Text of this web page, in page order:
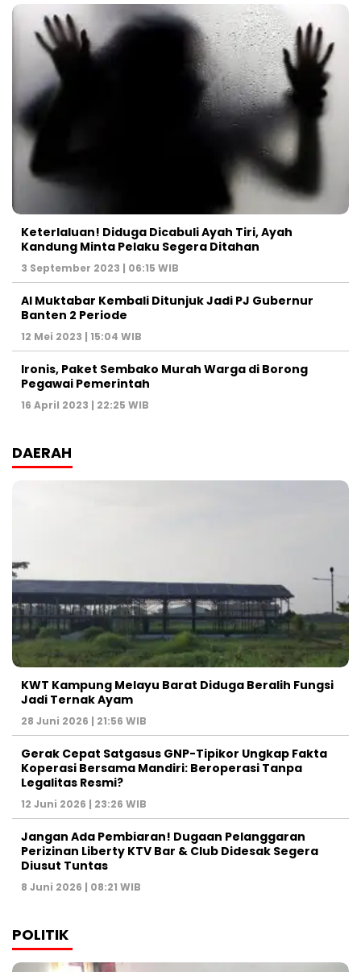
Keterlaluan! Diduga Dicabuli Ayah Tiri, Ayah
Kandung Minta Pelaku Segera Ditahan
3 September 2023 | 06:15 WIB
Al Muktabar Kembali Ditunjuk Jadi PJ Gubernur
Banten 2 Periode
12 Mei 2023 | 15:04 WIB
Ironis, Paket Sembako Murah Warga di Borong
Pegawai Pemerintah
16 April 2023 | 22:25 WIB
DAERAH
KWT Kampung Melayu Barat Diduga Beralih Fungsi
Jadi Ternak Ayam
28 Juni 2026 | 21:56 WIB
Gerak Cepat Satgasus GNP-Tipikor Ungkap Fakta
Koperasi Bersama Mandiri: Beroperasi Tanpa
Legalitas Resmi?
12 Juni 2026 | 23:26 WIB
Jangan Ada Pembiaran! Dugaan Pelanggaran
Perizinan Liberty KTV Bar & Club Didesak Segera
Diusut Tuntas
8 Juni 2026 | 08:21 WIB
POLITIK